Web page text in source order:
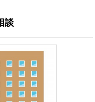
談